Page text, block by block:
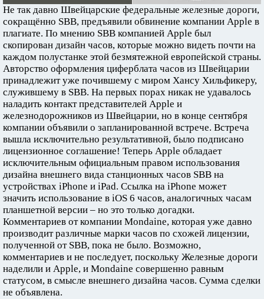
Не так давно Швейцарские федеральные железные дороги,
сокращённо SBB, предъявили обвинение компании Apple в
плагиате. По мнению SBB компанией Apple был
скопирован дизайн часов, которые можно видеть почти на
каждом полустанке этой безмятежной европейской страны.
Авторство оформления циферблата часов из Швейцарии
принадлежит уже почившему с миром Хансу Хильфикеру,
служившему в SBB. На первых порах никак не удавалось
наладить контакт представителей Apple и
железнодорожников из Швейцарии, но в конце сентября
компании объявили о запланированной встрече. Встреча
вышла исключительно результативной, было подписано
лицензионное соглашение! Теперь Apple обладает
исключительным официальным правом использования
дизайна внешнего вида станционных часов SBB на
устройствах iPhone и iPad. Ссылка на iPhone может
значить использование в iOS 6 часов, аналогичных часам
планшетной версии – но это только догадки.
Комментариев от компании Mondaine, которая уже давно
производит различные марки часов по схожей лицензии,
полученной от SBB, пока не было. Возможно,
комментариев и не последует, поскольку Железные дороги
наделили и Apple, и Mondaine совершенно равным
статусом, в смысле внешнего дизайна часов. Сумма сделки
не объявлена.